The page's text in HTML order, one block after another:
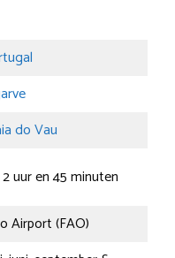
do Vau
uur en 45 minuten
Airport (FAO)